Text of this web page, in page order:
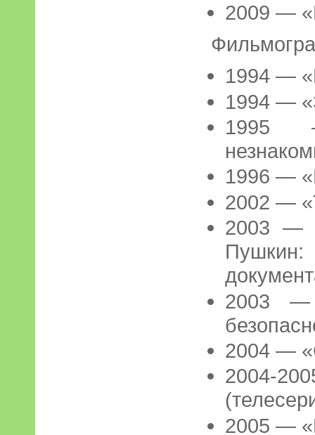
2009 —
1994 —
1994 —
1995
1996 —
2002 —
2003 —
2003 —
2004 —
2004-
2005 —